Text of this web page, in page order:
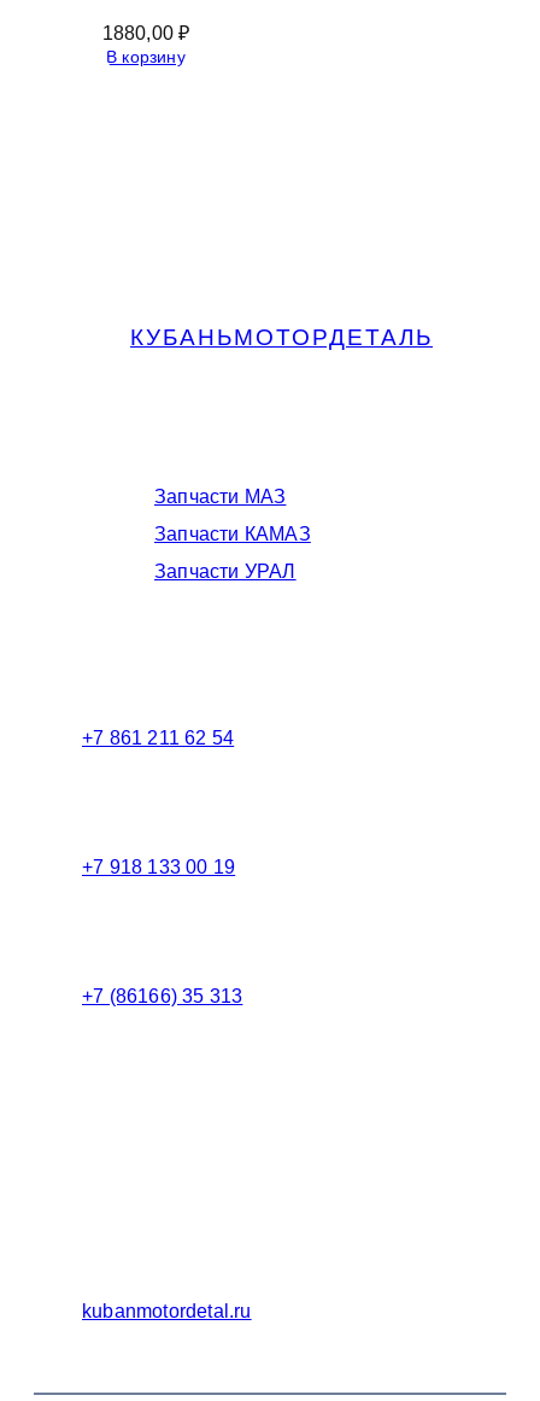
1880,00₽
В корзину
КУБАНЬМОТОРДЕТАЛЬ
Запчасти МАЗ
Запчасти КАМАЗ
Запчасти УРАЛ
+7 861 211 62 54
+7 918 133 00 19
+7 (86166) 35 313
kubanmotordetal.ru